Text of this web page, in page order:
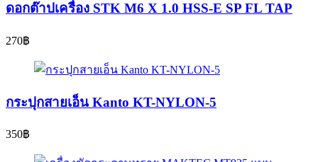
ดอกต๊าปเครื่อง STK M6 X 1.0 HSS-E SP FL TAP
270฿
กระปุกสายเอ็น Kanto KT-NYLON-5
350฿